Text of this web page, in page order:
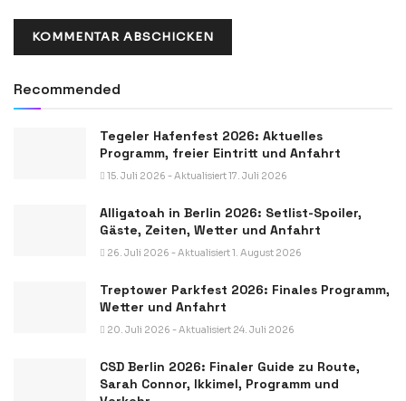
Recommended
Tegeler Hafenfest 2026: Aktuelles
Programm, freier Eintritt und Anfahrt
15. Juli 2026 - Aktualisiert 17. Juli 2026
Alligatoah in Berlin 2026: Setlist-Spoiler,
Gäste, Zeiten, Wetter und Anfahrt
26. Juli 2026 - Aktualisiert 1. August 2026
Treptower Parkfest 2026: Finales Programm,
Wetter und Anfahrt
20. Juli 2026 - Aktualisiert 24. Juli 2026
CSD Berlin 2026: Finaler Guide zu Route,
Sarah Connor, Ikkimel, Programm und